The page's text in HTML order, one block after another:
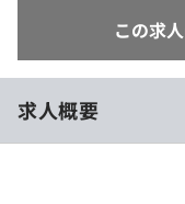
この求
求人概要